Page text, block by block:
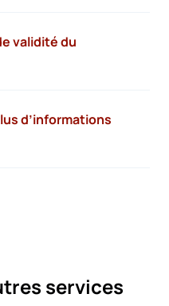
validité du
d’informations
services